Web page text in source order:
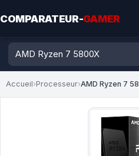
COMPARATEUR-GAMER
Accueil›Processeur›AMD Ryzen 7